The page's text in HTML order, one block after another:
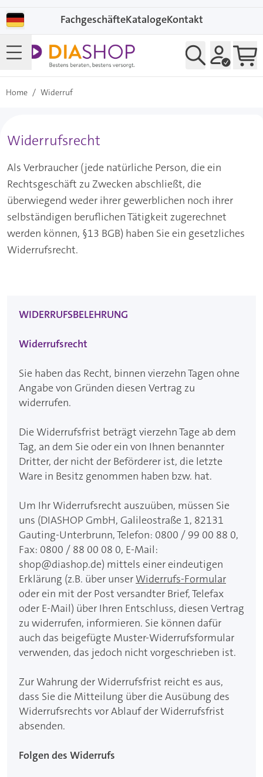
FachgeschäfteKatalogeKontakt
Home / Widerruf
Widerrufsrecht
Als Verbraucher (jede natürliche Person, die ein
Rechtsgeschäft zu Zwecken abschließt, die
überwiegend weder ihrer gewerblichen noch ihrer
selbständigen beruflichen Tätigkeit zugerechnet
werden können, §13 BGB) haben Sie ein gesetzliches
Widerrufsrecht.
WIDERRUFSBELEHRUNG
Widerrufsrecht
Sie haben das Recht, binnen vierzehn Tagen ohne
Angabe von Gründen diesen Vertrag zu
widerrufen.
Die Widerrufsfrist beträgt vierzehn Tage ab dem
Tag, an dem Sie oder ein von Ihnen benannter
Dritter, der nicht der Beförderer ist, die letzte
Ware in Besitz genommen haben bzw. hat.
Um Ihr Widerrufsrecht auszuüben, müssen Sie
uns (DIASHOP GmbH, Galileostraße 1, 82131
Gauting-Unterbrunn, Telefon: 0800 / 99 00 88 0,
Fax: 0800 / 88 00 08 0, E-Mail:
shop@diashop.de) mittels einer eindeutigen
Erklärung (z.B. über unserWiderrufs-Formular
oder ein mit der Post versandter Brief, Telefax
oder E-Mail) über Ihren Entschluss, diesen Vertrag
zu widerrufen, informieren. Sie können dafür
auch das beigefügte Muster-Widerrufsformular
verwenden, das jedoch nicht vorgeschrieben ist.
Zur Wahrung der Widerrufsfrist reicht es aus,
dass Sie die Mitteilung über die Ausübung des
Widerrufsrechts vor Ablauf der Widerrufsfrist
absenden.
Folgen des Widerrufs